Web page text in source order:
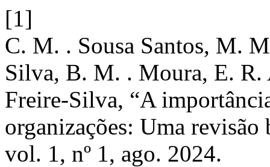
[1]
C. M. . Sousa Santos, M.
Silva, B. M. . Moura, E. R.
Freire-Silva, “A
organizações: Uma
vol. 1, nº 1, ago. 2024.